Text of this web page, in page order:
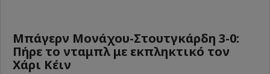
Μπάγερν Μονάχου-Στουτγκάρδη 3-0:
Πήρε το νταμπλ με εκπληκτικό τον
Χάρι Κέιν